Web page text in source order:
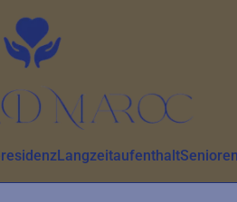
Langzeitaufenthalt